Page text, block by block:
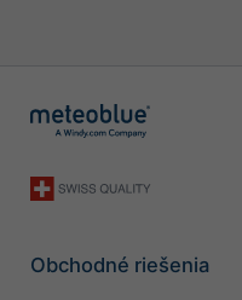
Obchodné riešenia